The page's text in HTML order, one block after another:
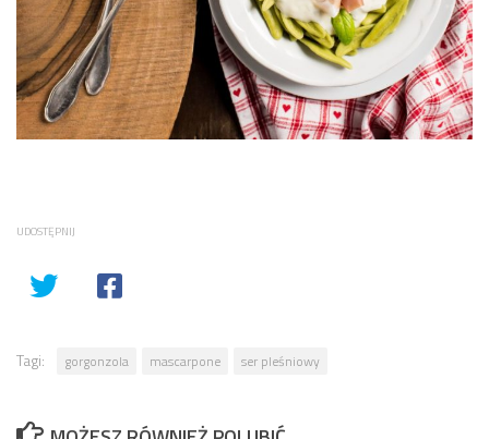
UDOSTĘPNIJ
Tagi: gorgonzola mascarpone ser pleśniowy